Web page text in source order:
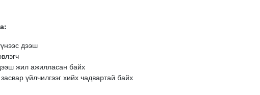
дээш
жил ажилласан байх
үйлчилгээг хийх чадвартай байх